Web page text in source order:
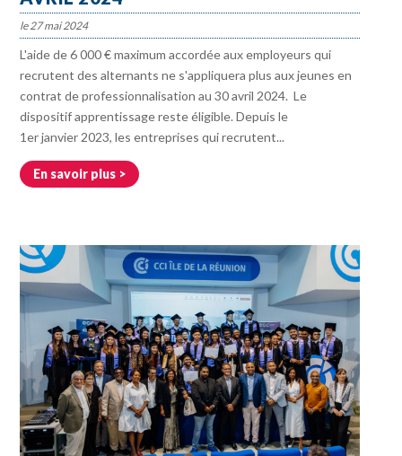
27 mai 2024
L'aide de 6 000 € maximum accordée aux employeurs qui
recrutent des alternants ne s'appliquera plus aux jeunes en
contrat de professionnalisation au 30 avril 2024. Le
dispositif apprentissage reste éligible. Depuis le
1er janvier 2023, les entreprises qui recrutent...
En savoir plus